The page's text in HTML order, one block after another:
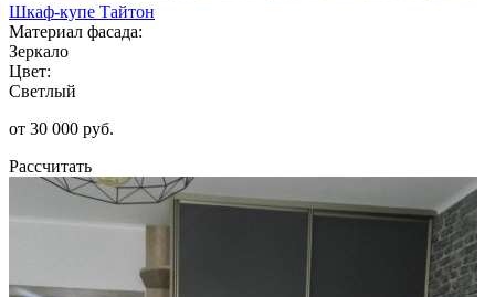
Шкаф-купе Тайтон
Материал фасада:
Зеркало
Цвет:
Светлый
от 30 000 руб.
Рассчитать